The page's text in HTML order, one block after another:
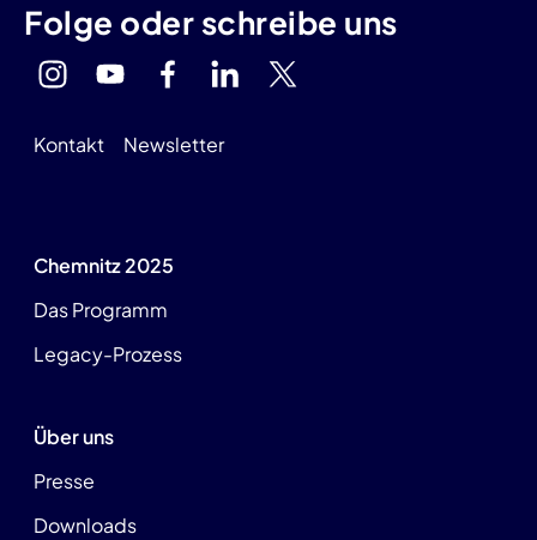
Folge oder schreibe uns
Kontakt Newsletter
Chemnitz 2025
Das Programm
Legacy-Prozess
Über uns
Presse
Downloads